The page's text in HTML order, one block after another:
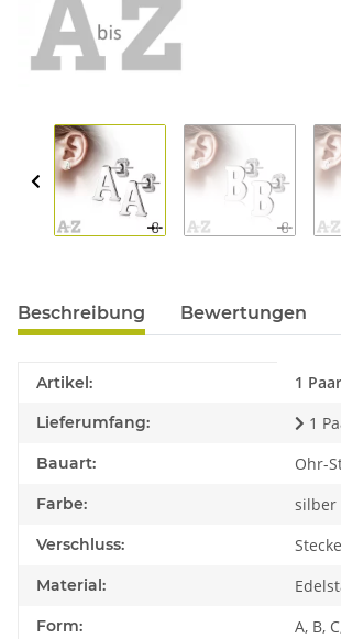
Beschreibung Bewertungen
Produkteigenschaft
Wert
Artikel: 1
Lieferumfang: 1
Bauart: Ohr-
Farbe: silber
Verschluss:
Material:
Form: A, B,